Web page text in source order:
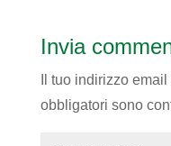
Invia
Il tuo indirizzo
obbligatori sono